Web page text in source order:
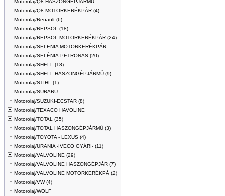
Motorolaj/Q8 HASZONGÉPJÁRMŰ
Motorolaj/Q8 MOTORKERÉKPÁR (4)
Motorolaj/Renault (6)
Motorolaj/REPSOL (18)
Motorolaj/REPSOL MOTORKERÉKPÁR (24)
Motorolaj/SELENIA MOTORKERÉKPÁR
Motorolaj/SELÉNIA-PETRONAS (20)
Motorolaj/SHELL (18)
Motorolaj/SHELL HASZONGÉPJÁRMŰ (9)
Motorolaj/STIHL (1)
Motorolaj/SUBARU
Motorolaj/SUZUKI-ECSTAR (8)
Motorolaj/TEXACO HAVOLINE
Motorolaj/TOTAL (35)
Motorolaj/TOTAL HASZONGÉPJÁRMŰ (3)
Motorolaj/TOYOTA - LEXUS (4)
Motorolaj/URANIA -IVECO GYÁRI- (11)
Motorolaj/VALVOLINE (29)
Motorolaj/VALVOLINE HASZONGÉPJÁR (7)
Motorolaj/VALVOLINE MOTORKERÉKPÁ (2)
Motorolaj/VW (4)
Motorolaj/WOLF